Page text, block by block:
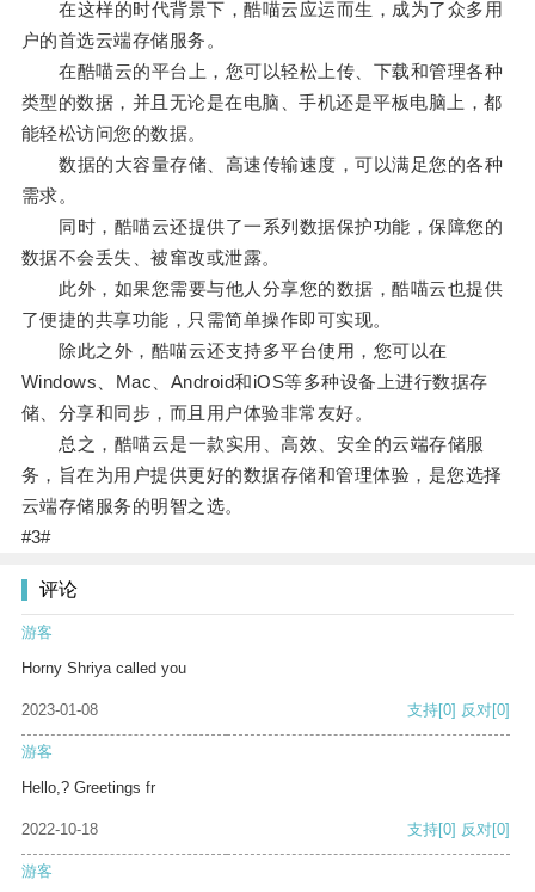
在这样的时代背景下，酷喵云应运而生，成为了众多用
户的首选云端存储服务。
在酷喵云的平台上，您可以轻松上传、下载和管理各种
类型的数据，并且无论是在电脑、手机还是平板电脑上，都
能轻松访问您的数据。
数据的大容量存储、高速传输速度，可以满足您的各种
需求。
同时，酷喵云还提供了一系列数据保护功能，保障您的
数据不会丢失、被窜改或泄露。
此外，如果您需要与他人分享您的数据，酷喵云也提供
了便捷的共享功能，只需简单操作即可实现。
除此之外，酷喵云还支持多平台使用，您可以在
Windows、Mac、Android和iOS等多种设备上进行数据存
储、分享和同步，而且用户体验非常友好。
总之，酷喵云是一款实用、高效、安全的云端存储服
务，旨在为用户提供更好的数据存储和管理体验，是您选择
云端存储服务的明智之选。
#3#
评论
游客
Horny Shriya called you
2023-01-08 支持[0] 反对[0]
游客
Hello,? Greetings fr
2022-10-18 支持[0] 反对[0]
游客